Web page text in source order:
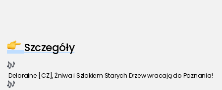
Szczegóły
Deloraine [CZ], Żniwa i Szlakiem Starych Drzew wracają do Poznania!